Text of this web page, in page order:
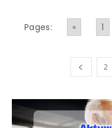
Pages: « 1
2